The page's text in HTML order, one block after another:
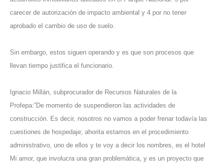
carecer de autorización de impacto ambiental y 4 por no tener
aprobado el cambio de uso de suelo.
Sin embargo, estos siguen operando y es que son procesos que
llevan tiempo justifica el funcionario.
Ignacio Millán, subprocurador de Recursos Naturales de la
Profepa:”De momento de suspendieron las actividades de
construcción. Es decir, nosotros no vamos a poder frenar todavía las
cuestiones de hospedaje; ahorita estamos en el procedimiento
administrativo, uno de ellos y te voy a decir los nombres, es el hotel
Mi amor, que involucra una gran problemática, y es un proyecto que